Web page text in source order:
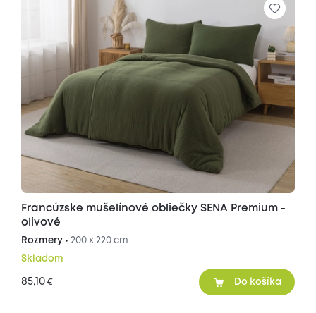
Francúzske mušelínové obliečky SENA Premium -
olivové
Rozmery • 200 x 220 cm
Skladom
85,10€ Do košíka